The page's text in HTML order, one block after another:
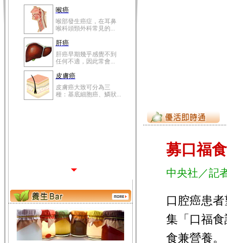
喉癌
喉部發生癌症，在耳鼻
喉科頭頸外科常見的...
肝癌
肝癌早期幾乎感覺不到
任何不適，因此常會...
皮膚癌
皮膚癌大致可分為三
種：基底細胞癌、鱗狀...
募口福
中央社／記
口腔癌患
集「口福
食兼營養。